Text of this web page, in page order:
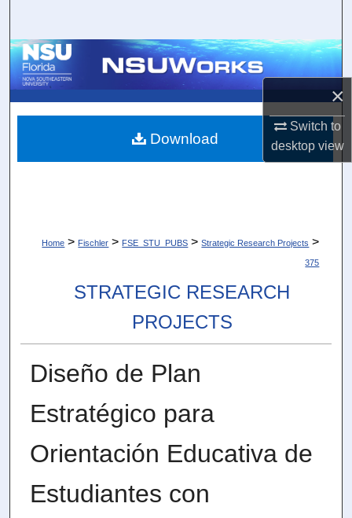
×
Switch to
desktopview
Browse Collections
About
Home > Fischler > FSE_STU_PUBS > Strategic Research Projects >
375
STRATEGIC RESEARCH
PROJECTS
Diseño de Plan
Estratégico para
Orientación Educativa de
Estudiantes con
Download